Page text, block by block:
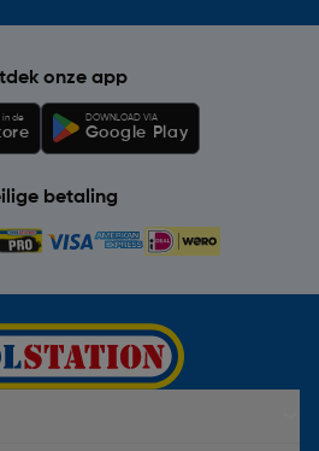
onze app
in de DOWNLOAD VIA
Google Play
betaling